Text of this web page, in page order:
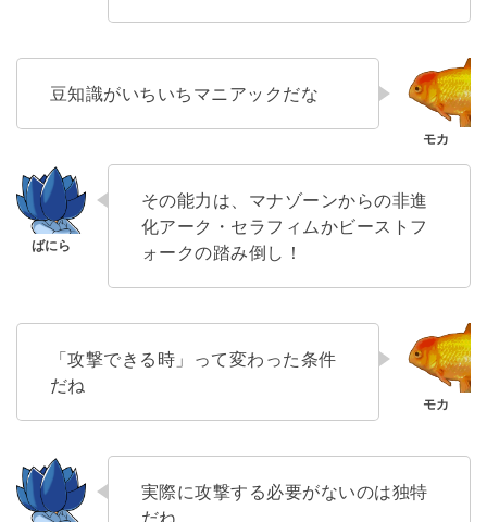
豆知識がいちいちマニアックだな
その能力は、マナゾーンからの非進
化アーク・セラフィムかビーストフ
ォークの踏み倒し！
「攻撃できる時」って変わった条件
だね
実際に攻撃する必要がないのは独特